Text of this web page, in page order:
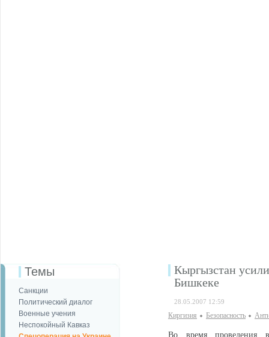
Темы
Санкции
Политический диалог
Военные учения
Неспокойный Кавказ
Кыргызстан
Бишкеке
28.05.2007 12:59
Киргизия Безопаcность
Во время проведения в